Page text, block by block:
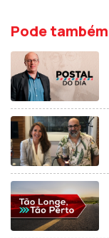
Pode